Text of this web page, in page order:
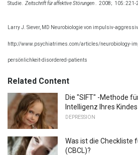
Studie. Zeitschrift für affektive Störungen. 2008; 105: 221-
Larry J. Siever, MD Neurobiologie von impulsiv-
http://www.psychiatrimes.com/articles/neurobiology-
persönlichkeit-disordered-patients
Related Content
Die "SIFT" -Methode
Intelligenz Ihres Kindes
DEPRESSION
Was ist die Checkliste
(CBCL)?